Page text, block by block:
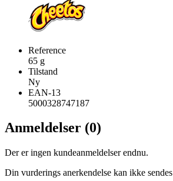
Reference
65 g
Tilstand
Ny
EAN-13
5000328747187
Anmeldelser (0)
Der er ingen kundeanmeldelser endnu.
Din vurderings anerkendelse kan ikke sendes